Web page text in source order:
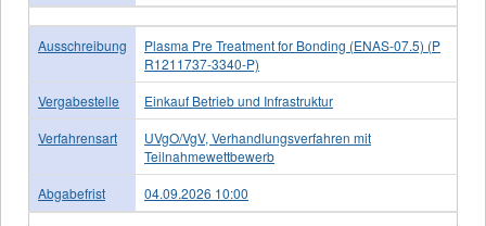
Ausschreibung
Plasma Pre Treatment for Bonding (ENAS-07.5) (P
R1211737-3340-P)
Vergabestelle
Einkauf Betrieb und Infrastruktur
Verfahrensart
UVgO/VgV, Verhandlungsverfahren mit
Teilnahmewettbewerb
Abgabefrist
04.09.2026 10:00